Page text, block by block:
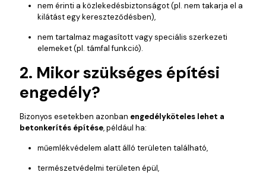
nem érinti a közlekedésbiztonságot (pl. nem takarja el a
kilátást egy kereszteződésben),
nem tartalmaz magasított vagy speciális szerkezeti
elemeket (pl. támfal funkció).
2. Mikor szükséges építési
engedély?
Bizonyos esetekben azonban engedélyköteles lehet a
betonkerítés építése, például ha:
műemlékvédelem alatt álló területen található,
természetvédelmi területen épül,